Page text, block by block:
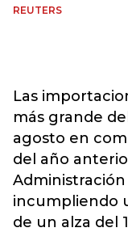
REUTERS
Las
más grande
agosto en
del año
incumpliendo
de un alza del